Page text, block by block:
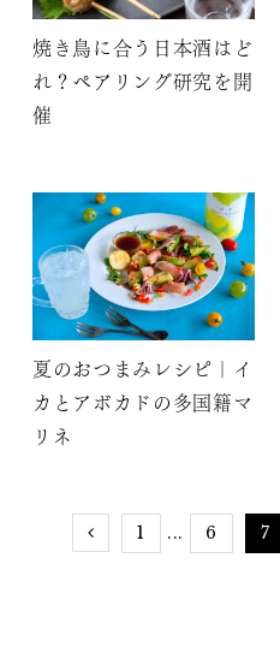
焼き鳥に合う日本酒はど
れ？ペアリング研究を開
催
夏のおつまみレシピ｜イ
カとアボカドの多国籍マ
リネ
1 ... 6 7